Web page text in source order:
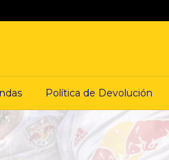
Política de Devolución